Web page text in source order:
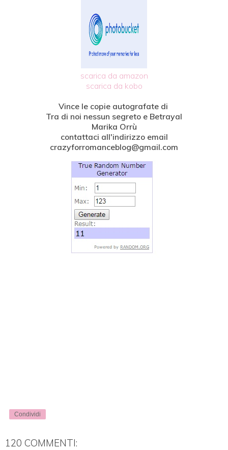
scarica da amazon
scarica da kobo
Vince le copie autografate di
Tra di noi nessun segreto e Betrayal
Marika Orrù
contattaci all'indirizzo email
crazyforromanceblog@gmail.com
Condividi
120 COMMENTI: